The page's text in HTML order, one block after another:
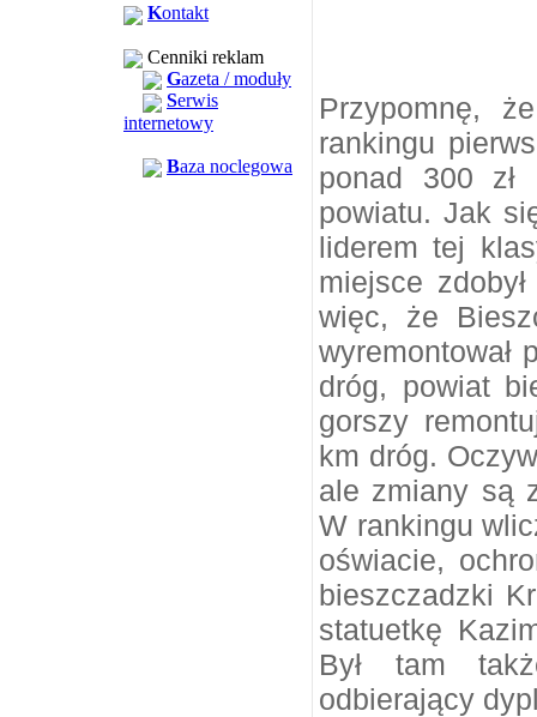
Kontakt
Cenniki reklam
Gazeta / moduły
Serwis
internetowy
Baza noclegowa
Przypomnę,
rankingu
ponad 300 zł
powiatu. Jak
liderem tej
miejsce
więc, że
wyremontował
dróg, powiat
gorszy
km dróg.
ale zmiany są
W rankingu
oświacie,
bieszczadzki
statuetkę
Był tam
odbierający